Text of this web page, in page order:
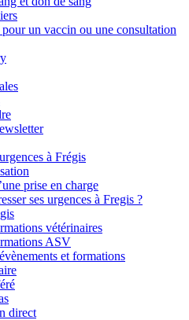
un vaccin ou une consultation
à Frégis
prise en charge
ses urgences à Fregis ?
vétérinaires
ASV
et formations
direct